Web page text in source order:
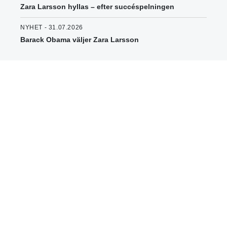
Zara Larsson hyllas – efter succéspelningen
NYHET - 31.07.2026
Barack Obama väljer Zara Larsson